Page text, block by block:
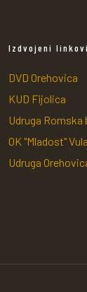
Izdvojeni linkovi
DVD Orehovica
KUD Fijolica
Udruga
OK "Mladost"
Udruga